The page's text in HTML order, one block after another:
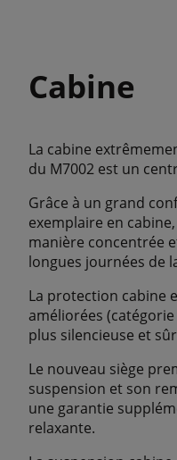
Cabine
La cabine
du M7002 est un
Grâce à un grand
exemplaire en
manière concentrée
longues journées de
La protection cabine
améliorées
plus silencieuse et
Le nouveau siège
suspension et son
une garantie
relaxante.